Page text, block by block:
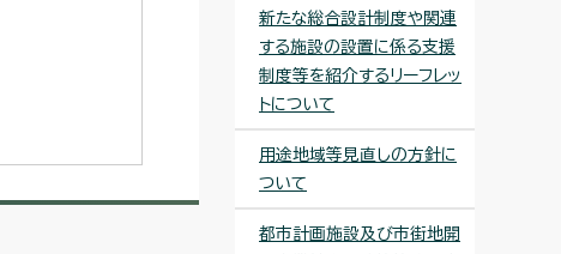
新たな総合設計制度や関連
する施設の設置に係る支援
制度等を紹介するリーフレッ
トについて
用途地域等見直しの方針に
ついて
都市計画施設及び市街地開